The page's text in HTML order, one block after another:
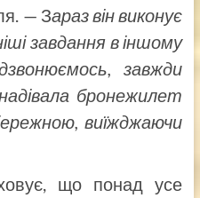
— Зараз він виконує
завдання в іншому
завжди
бронежилет
виїжджаючи
що понад усе